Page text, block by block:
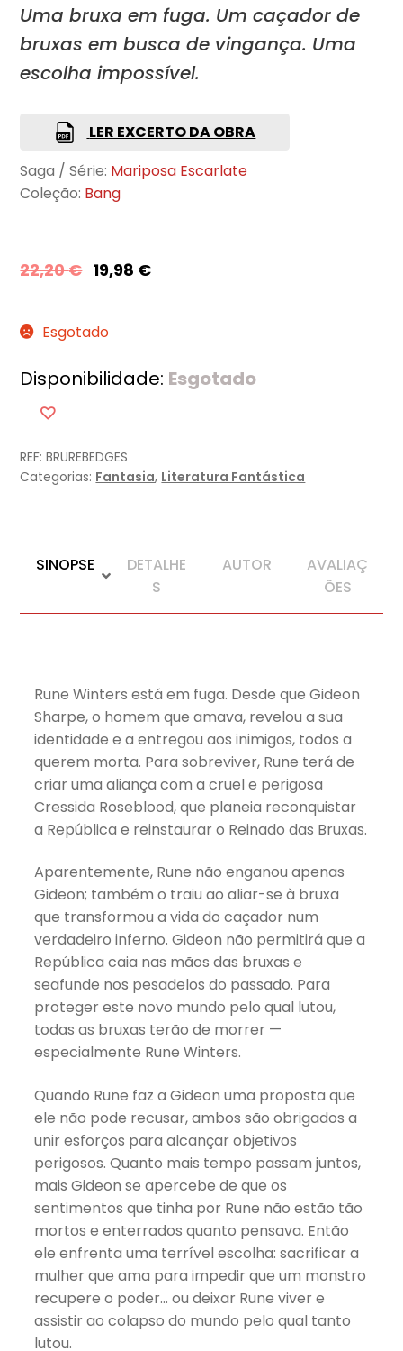
Uma bruxa em fuga. Um caçador de
bruxas em busca de vingança. Uma
escolha impossível.
LER EXCERTO DA OBRA
Saga / Série: Mariposa Escarlate
Coleção: Bang
22,20€ 19,98 €
Esgotado
Disponibilidade: Esgotado
REF:BRUREBEDGES
Categorias: Fantasia, Literatura Fantástica
SINOPSE
DETALHE
S
AUTOR
AVALIAÇ
ÕES
Rune Winters está em fuga. Desde que Gideon
Sharpe, o homem que amava, revelou a sua
identidade e a entregou aos inimigos, todos a
querem morta. Para sobreviver, Rune terá de
criar uma aliança com a cruel e perigosa
Cressida Roseblood, que planeia reconquistar
a República e reinstaurar o Reinado das Bruxas.
Aparentemente, Rune não enganou apenas
Gideon; também o traiu ao aliar-se à bruxa
que transformou a vida do caçador num
verdadeiro inferno. Gideon não permitirá que a
República caia nas mãos das bruxas e
seafunde nos pesadelos do passado. Para
proteger este novo mundo pelo qual lutou,
todas as bruxas terão de morrer —
especialmente Rune Winters.
Quando Rune faz a Gideon uma proposta que
ele não pode recusar, ambos são obrigados a
unir esforços para alcançar objetivos
perigosos. Quanto mais tempo passam juntos,
mais Gideon se apercebe de que os
sentimentos que tinha por Rune não estão tão
mortos e enterrados quanto pensava. Então
ele enfrenta uma terrível escolha: sacrificar a
mulher que ama para impedir que um monstro
recupere o poder… ou deixar Rune viver e
assistir ao colapso do mundo pelo qual tanto
lutou.